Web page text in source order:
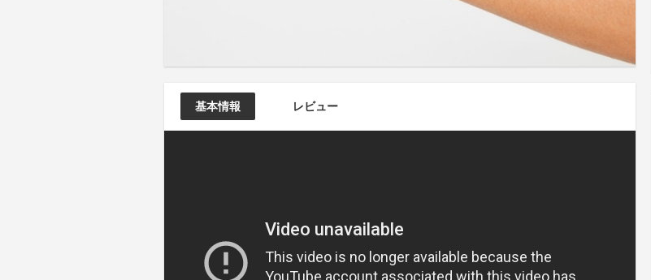
基本情報 レビュー